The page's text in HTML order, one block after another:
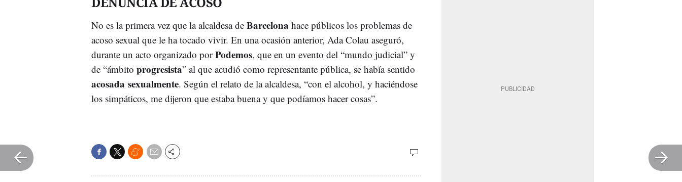
No es la primera vez que la alcaldesa de Barcelona hace públicos los problemas de
acoso sexual que le ha tocado vivir. En una ocasión anterior, Ada Colau aseguró,
durante un acto organizado porPodemos, que en un evento del “mundo judicial” y
de “ámbito progresista” al que acudió como representante pública, se había sentido
acosada sexualmente. Según el relato de la alcaldesa, “con el alcohol, y haciéndose
los simpáticos, me dijeron que estaba buena y que podíamos hacer cosas”.